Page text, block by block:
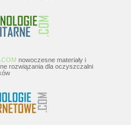
nowoczesne materiały i
rozwiązania dla oczyszczalni